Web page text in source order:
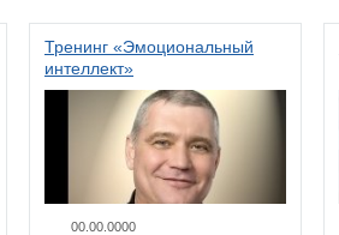
Тренинг «Эмоциональный
интеллект»
00.00.0000